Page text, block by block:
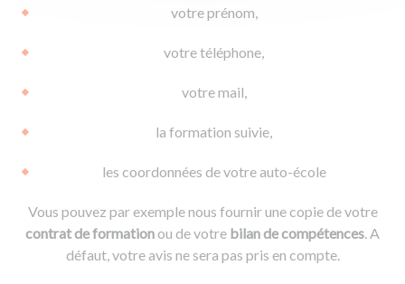
votre prénom,
votre téléphone,
votre mail,
la formation suivie,
les coordonnées de votre auto-école
Vous pouvez par exemple nous fournir une copie de votre
contrat de formationou de votre bilan de compétences. A
défaut, votre avis ne sera pas pris en compte.